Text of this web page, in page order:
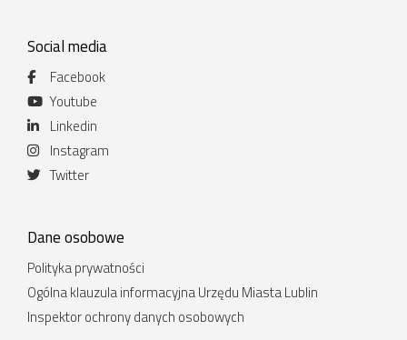
Social media
Facebook
Youtube
Linkedin
Instagram
Twitter
Dane osobowe
Polityka prywatności
Ogólna klauzula informacyjna Urzędu Miasta Lublin
Inspektor ochrony danych osobowych